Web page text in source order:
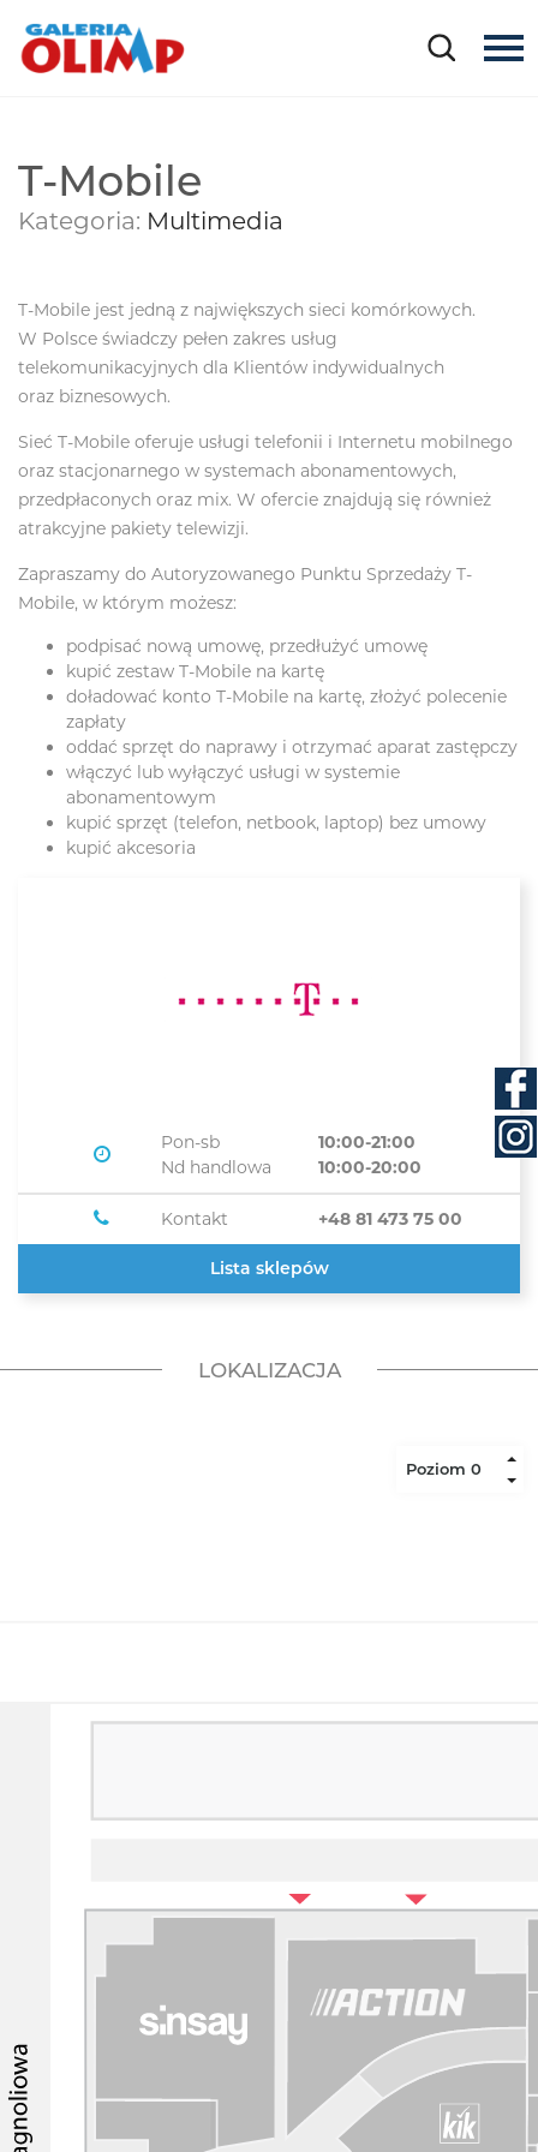
T-Mobile
Kategoria: Multimedia
T-Mobile jest jedną z największych sieci komórkowych.
W Polsce świadczy pełen zakres usług
telekomunikacyjnych dla Klientów indywidualnych
oraz biznesowych.
Sieć T-Mobile oferuje usługi telefonii i Internetu mobilnego
oraz stacjonarnego w systemach abonamentowych,
przedpłaconych oraz mix. W ofercie znajdują się również
atrakcyjne pakiety telewizji.
Zapraszamy do Autoryzowanego Punktu Sprzedaży T-
Mobile, w którym możesz:
podpisać nową umowę, przedłużyć umowę
kupić zestaw T-Mobile na kartę
doładować konto T-Mobile na kartę, złożyć polecenie
zapłaty
oddać sprzęt do naprawy i otrzymać aparat zastępczy
włączyć lub wyłączyć usługi w systemie
abonamentowym
kupić sprzęt (telefon, netbook, laptop) bez umowy
kupić akcesoria
Pon-sb
10:00-21:00
Nd handlowa
10:00-20:00
Kontakt +48 81 473 75 00
Lista sklepów
LOKALIZACJA